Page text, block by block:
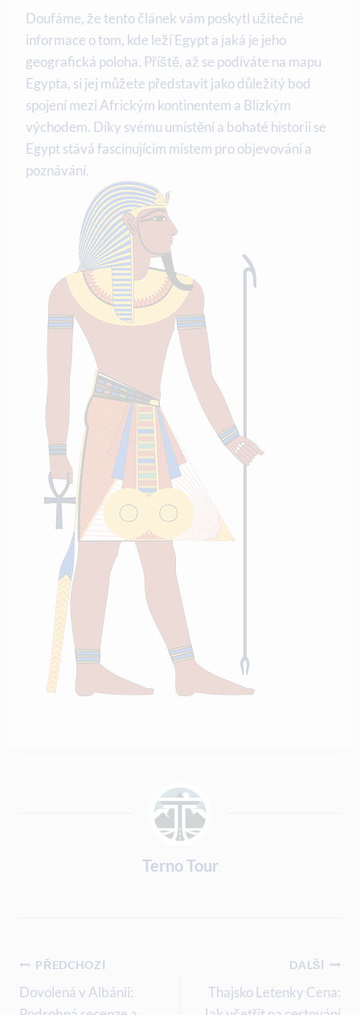
Doufáme,⁤ že tento článek vám poskytl⁤ užitečné
informace ‍o​ tom, kde leží Egypt a jaká je jeho⁢
geografická poloha. Příště, až⁣ se podíváte na mapu
Egypta, ‌si ⁣jej‌ můžete⁢ představit jako důležitý bod​
spojení mezi⁤ Africkým kontinentem⁢ a Blízkým
východem. ‍Díky svému umístění a bohaté‌ historii ‌se
Egypt stává⁣ fascinujícím místem pro ​objevování a
poznávání.
Terno Tour
Navigace
Pro
PŘEDCHOZÍ
Dovolená v Albánii:
DALŠÍ
Thajsko Letenky Cena: